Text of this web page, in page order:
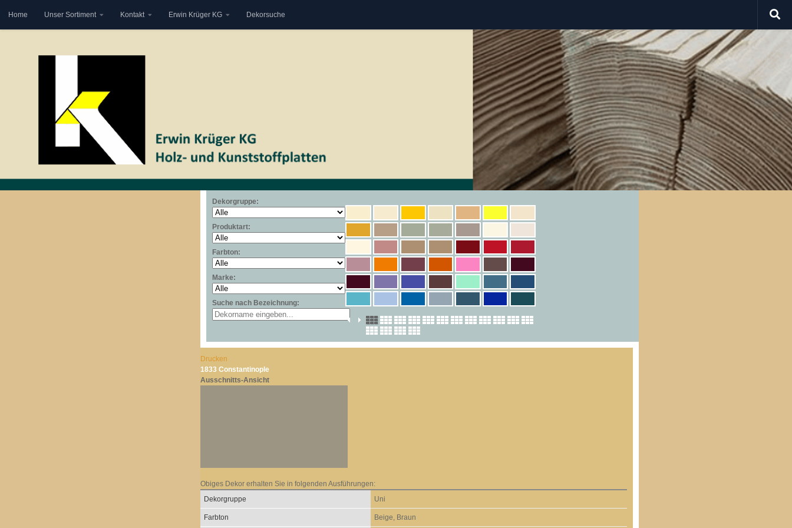
Zum Inhalt springen
Home Unser Sortiment Kontakt Erwin Krüger KG Dekorsuche
Dekorgruppe:
Produktart:
Farbton:
Marke:
Suche nach Bezeichnung:
Drucken
1833 Constantinople
Ausschnitts-Ansicht
Obiges Dekor erhalten Sie in folgenden Ausführungen:
Dekorgruppe
Uni
Farbton Beige, Braun